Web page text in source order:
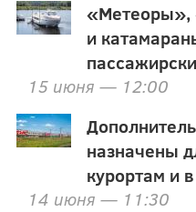
«Метеоры»,
и
15 июня — 12:00
назначены
курортам и
14 июня — 11:30